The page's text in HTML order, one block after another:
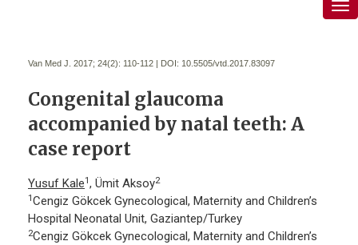
Van Med J. 2017; 24(2): 110-112 | DOI: 10.5505/vtd.2017.83097
Congenital glaucoma
accompanied by natal teeth: A
case report
Yusuf Kale1, Ümit Aksoy2
1Cengiz Gökcek Gynecological, Maternity and Children’s
Hospital Neonatal Unit, Gaziantep/Turkey
2Cengiz Gökcek Gynecological, Maternity and Children’s